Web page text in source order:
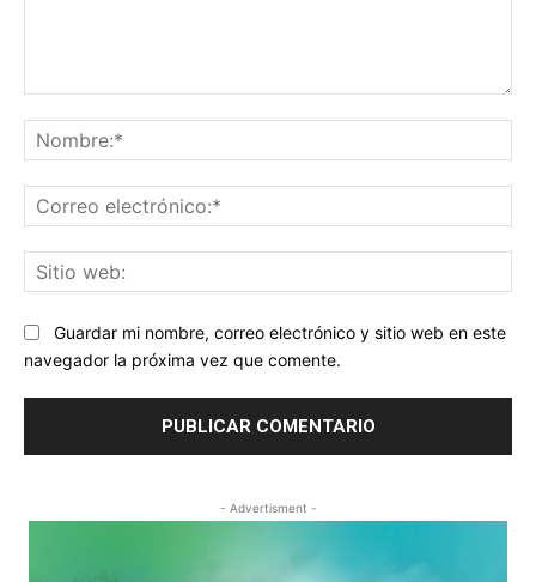
Guardar mi nombre, correo electrónico y sitio web en este
navegador la próxima vez que comente.
- Advertisment -